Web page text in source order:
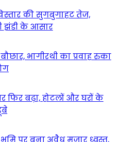
की सुगबुगाहट तेज,
झंडी के आसार
भागीरथी का प्रवाह रुका
बढ़ा, होटलों और घरों के
पर बना अवैध मजार ध्वस्त,